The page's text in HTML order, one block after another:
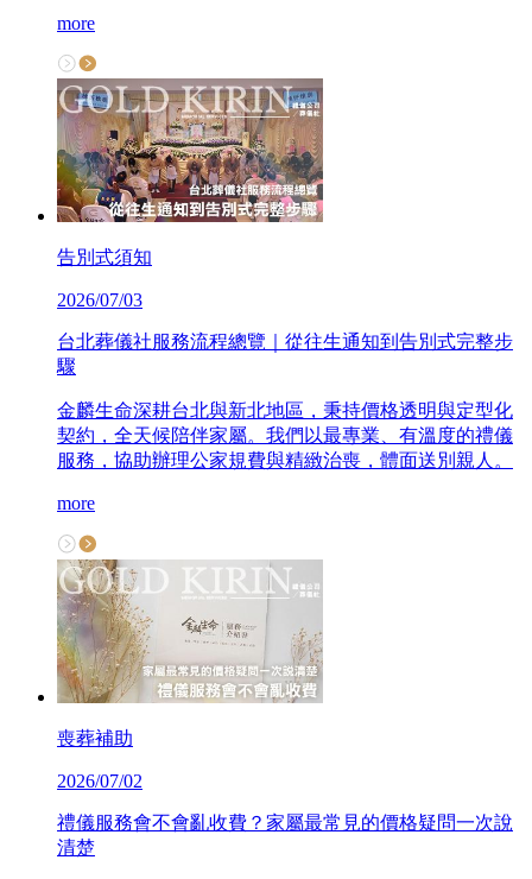
more
告別式須知
2026/07/03
台北葬儀社服務流程總覽｜從往生通知到告別式完整步
驟
金麟生命深耕台北與新北地區，秉持價格透明與定型化
契約，全天候陪伴家屬。我們以最專業、有溫度的禮儀
服務，協助辦理公家規費與精緻治喪，體面送別親人。
more
喪葬補助
2026/07/02
禮儀服務會不會亂收費？家屬最常見的價格疑問一次說
清楚